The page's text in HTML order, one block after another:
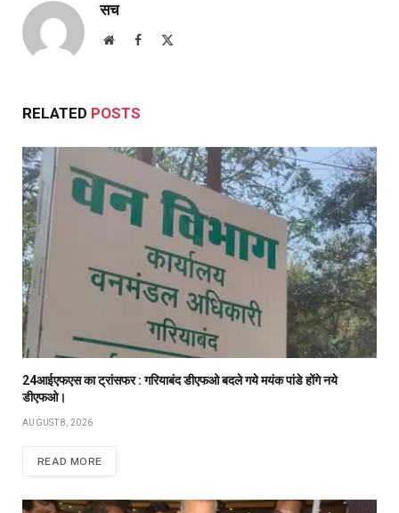
सच
WebsiteFacebook
RELATED POSTS
24आईएफएस का ट्रांसफर : गरियाबंद डीएफओ बदले गये मयंक पांडे होंगे नये
डीएफओ।
AUGUST 8, 2026
READ MORE